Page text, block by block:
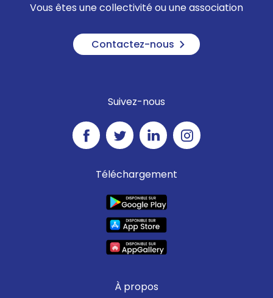
Vous êtes une collectivité ou une association
Contactez-nous
Suivez-nous
Téléchargement
À propos